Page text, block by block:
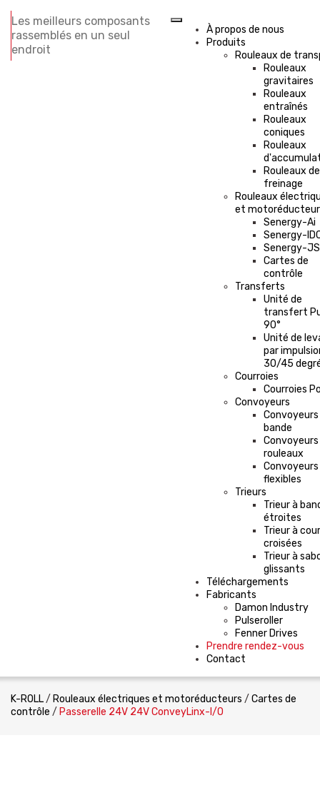
Les meilleurs composants
rassemblés en un seul
endroit
À propos de nous
Produits
Rouleaux de
Rouleaux
gravitaires
Rouleaux
entraînés
Rouleaux
coniques
Rouleaux
Rouleaux de
freinage
Rouleaux
et
Senergy-Ai
Senergy-
Senergy-
Cartes de
contrôle
Transferts
Unité de
transfert
90°
Unité de
par
30/45
Courroies
Courroies
Convoyeurs
Convoyeurs
bande
Convoyeurs
rouleaux
Convoyeurs
flexibles
Trieurs
Trieur à
étroites
Trieur à
croisées
Trieur à
glissants
Téléchargements
Fabricants
Damon Industry
Pulseroller
Fenner Drives
Prendre rendez-vous
Contact
K-ROLL/ Rouleaux électriques et motoréducteurs / Cartes de
contrôle / Passerelle 24V 24V ConveyLinx-I/O